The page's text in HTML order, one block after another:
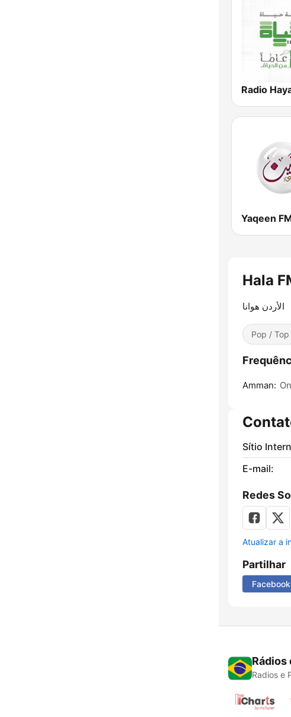
Radio
الأردن هوانا
Pop /
Amman:
Sítio
E-mail:
Redes
Atualizar a
Partilhar
Facebook
Rádios
Radios e